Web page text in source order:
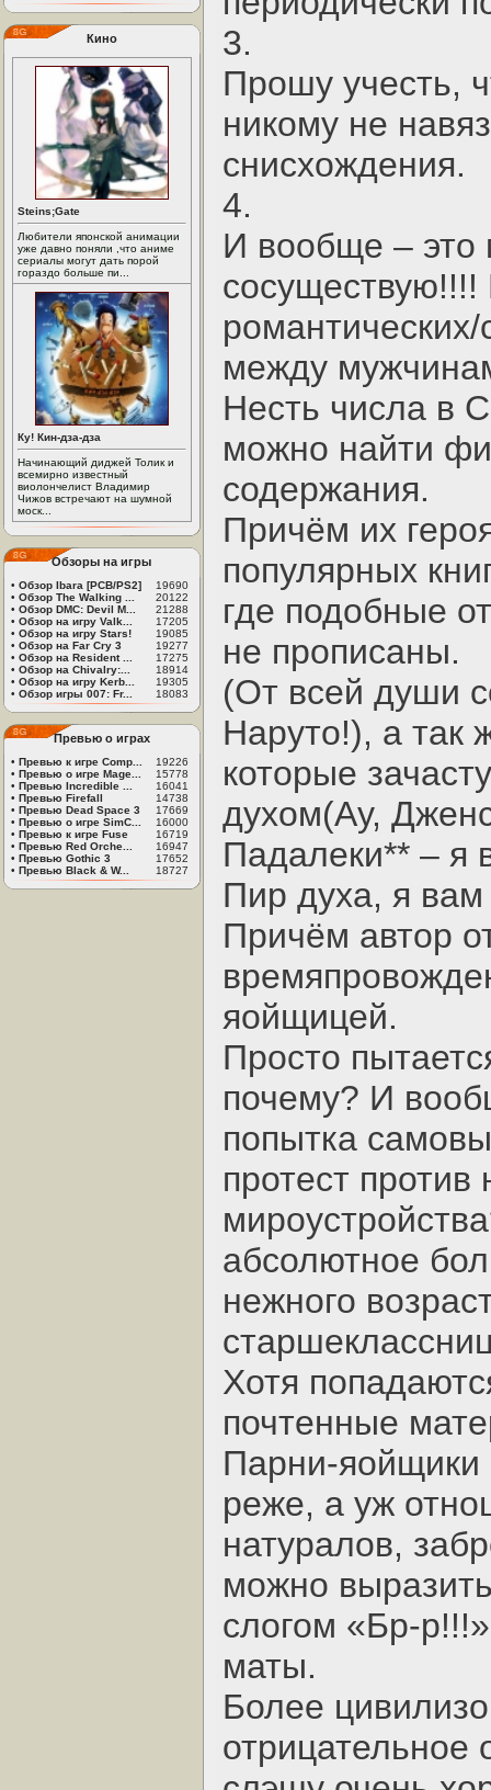
Кино
Steins;Gate
Любители японской анимации
уже давно поняли ,что аниме
сериалы могут дать порой
гораздо больше пи...
Ку! Кин-дза-дза
Начинающий диджей Толик и
всемирно известный
виолончелист Владимир
Чижов встречают на шумной
моск...
Обзоры на игры
• Обзор Ibara [PCB/PS2]
19690
• Обзор The Walking ...
20122
• Обзор DMC: Devil M...
21288
• Обзор на игру Valk...
17205
• Обзор на игру Stars!
19085
• Обзор на Far Cry 3
19277
• Обзор на Resident ...
17275
• Обзор на Chivalry:...
18914
• Обзор на игру Kerb...
19305
• Обзор игры 007: Fr... 18083
Превью о играх
• Превью к игре Comp...
19226
• Превью о игре Mage...
15778
• Превью Incredible ...
16041
• Превью Firefall
14738
• Превью Dead Space 3
17669
• Превью о игре SimC...
16000
• Превью к игре Fuse
16719
• Превью Red Orche...
16947
• Превью Gothic 3
17652
• Превью Black & W... 18727
3.
Прошу учесть,
никому не
снисхождения.
4.
И вообще – это
сосуществую!!!!
между
Несть числа в
можно найти
содержания.
Причём их
популярных
где подобные
не прописаны.
(От всей души
Наруто!), а так
которые
духом(Ау,
Падалеки** – я
Пир духа, я вам
Причём автор
яойщицей.
Просто
почему? И
попытка
протест против
абсолютное
нежного
Хотя
почтенные
Парни-яойщики
реже, а уж
натуралов,
можно
слогом «Бр-
маты.
Более
отрицательное